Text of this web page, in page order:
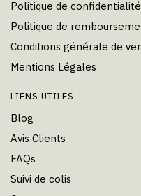
Politique de confidentialité
Politique de
Conditions générale de
Mentions Légales
LIENS UTILES
Blog
Avis Clients
FAQs
Suivi de colis